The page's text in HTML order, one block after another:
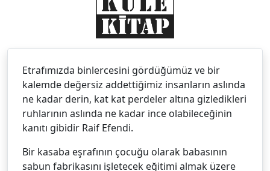
Etrafımızda binlercesini gördüğümüz ve bir
kalemde değersiz addettiğimiz insanların aslında
ne kadar derin, kat kat perdeler altına gizledikleri
ruhlarının aslında ne kadar ince olabileceğinin
kanıtı gibidir Raif Efendi.
Bir kasaba eşrafının çocuğu olarak babasının
sabun fabrikasını işletecek eğitimi almak üzere